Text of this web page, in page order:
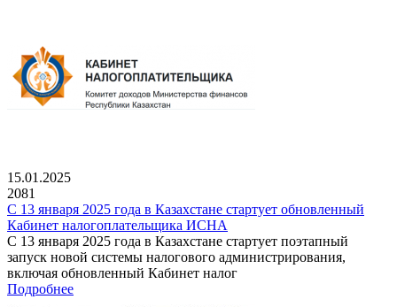
15.01.2025
2081
С 13 января 2025 года в Казахстане стартует обновленный
Кабинет налогоплательщика ИСНА
С 13 января 2025 года в Казахстане стартует поэтапный
запуск новой системы налогового администрирования,
включая обновленный Кабинет налог
Подробнее